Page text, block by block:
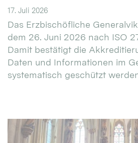
17. Juli 2026
Das Erzbischöfliche
dem 26. Juni 2026 nach ISO
Damit bestätigt die
Daten und Informationen im
systematisch geschützt